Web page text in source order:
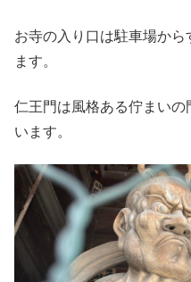
お寺の入り口は駐車場か
ます。
仁王門は風格ある佇まい
います。